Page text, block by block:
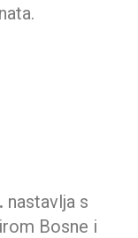
nastavlja s
Bosne i